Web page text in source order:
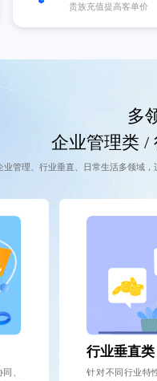
贵族充值提高客单价
多
企业管理类 /
业管理、行业垂直、日常生活多领域
、
行业垂直类
针对不同行业特